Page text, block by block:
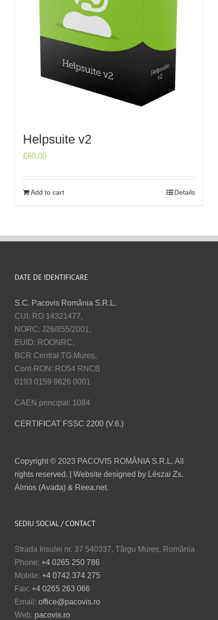
Helpsuite v2
£60.00
Add to cart Details
DATE DE IDENTIFICARE
S.C. Pacovis România S.R.L.
CUI: RO 14321477,
NORC: J26/855/2001,
EUID: ROONRC,
BCR Central TG.Mureș,
Cont-RON: RO54 RNCB
0193 0159 9626 0001
CAEN principal: 1084
CERTIFICAT FSSC 2200 (V.6.)
Copyright © 2023 PACOVIS ROMÂNIA S.R.L. All
rights reserved. | Website designed by Lészai Zs.
Álmos (Avada) & Reea.net.
SEDIU SOCIAL / CONTACT
Strada Insulei nr. 37 540337, Târgu Mureș, România
Phone: +4 0265 250 786
Mobile: +4 0742 374 275
Fax: +4 0265 263 066
Email: office@pacovis.ro
Web: pacovis.ro